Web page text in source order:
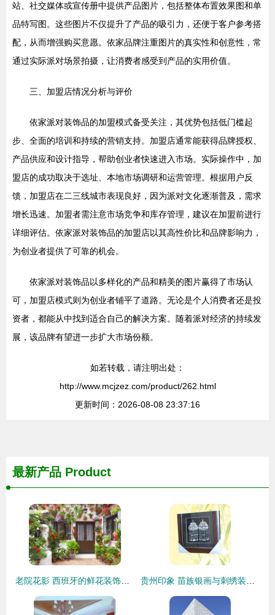
站、社交媒体或宣传册中提供产品图片，包括整体布置效果图和单
品特写图。这些图片不仅提升了产品的吸引力，还便于客户参考搭
配，从而增强购买意愿。依家品牌注重图片的真实性和创意性，常
通过实际派对场景拍摄，让消费者感受到产品的实用价值。
三、加盟店情况分析与评价
依家派对装饰品的加盟模式备受关注，其优势包括低门槛起
步、全面的培训和持续的营销支持。加盟店通常能获得品牌授权、
产品供应和设计指导，帮助创业者快速进入市场。实际操作中，加
盟店的成功取决于选址、本地市场调研和运营管理。根据用户反
馈，加盟店在二三线城市表现良好，因为派对文化逐渐普及，需求
增长迅速。加盟者需注意市场竞争和库存管理，建议在加盟前进行
详细评估。依家派对装饰品的加盟店以其高性价比和品牌影响力，
为创业者提供了可靠的机会。
依家派对装饰品以多样化的产品和精美的图片赢得了市场认
可，加盟店模式则为创业者铺平了道路。无论是个人消费者还是投
资者，都能从中找到适合自己的解决方案。随着派对经济的持续发
展，该品牌有望进一步扩大市场份额。
如若转载，请注明出处：
http://www.mcjzez.com/product/262.html
更新时间：2026-08-08 23:37:16
最新产品 Product